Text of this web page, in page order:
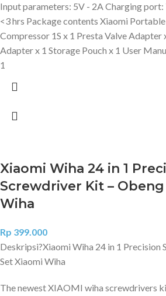
Input parameters: 5V - 2A Charging
<3 hrs Package contents Xiaomi
Compressor 1S x 1 Presta Valve Adapter
Adapter x 1 Storage Pouch x 1 User
1
Xiaomi Wiha 24 in 1
Screwdriver Kit –
Wiha
Rp 399.000
Deskripsi?Xiaomi Wiha 24 in 1
Set Xiaomi Wiha
The newest XIAOMI wiha screwdrivers